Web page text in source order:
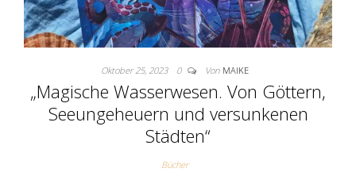
Oktober 25, 2023 0 Von MAIKE
„Magische Wasserwesen. Von Göttern,
Seeungeheuern und versunkenen
Städten“
Bücher